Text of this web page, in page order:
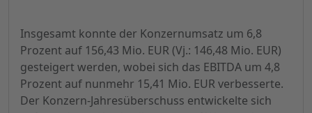
Insgesamt konnte der Konzernumsatz um 6,8
Prozent auf 156,43 Mio. EUR (Vj.: 146,48 Mio. EUR)
gesteigert werden, wobei sich das EBITDA um 4,8
Prozent auf nunmehr 15,41 Mio. EUR verbesserte.
Der Konzern-Jahresüberschuss entwickelte sich